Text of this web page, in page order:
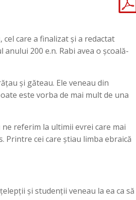
cel care a finalizat și a redactat
200 e.n. Rabi avea o școală-
și găteau. Ele veneau din
este vorba de mai mult de una
referim la ultimii evrei care mai
Printre cei care știau limba ebraică
și studenții veneau la ea ca să